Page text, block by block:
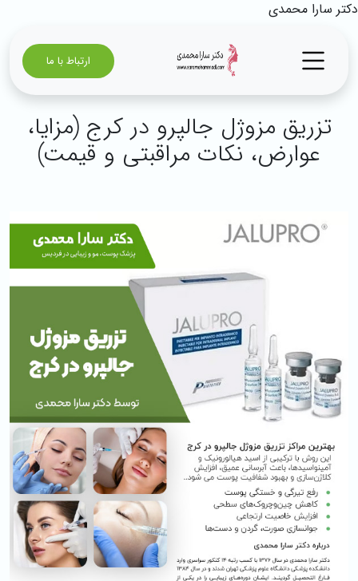
دکتر سارا محمدی
ارتباط با ما
تزریق مزوژل جالپرو در کرج (مزایا،
عوارض، نکات مراقبتی و قیمت)